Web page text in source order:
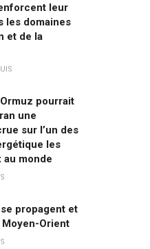
leur
les domaines
et de la
pourrait
une
sur l’un des
les
monde
propagent et
Orient